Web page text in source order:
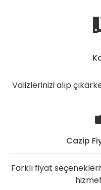
Valizlerinizi alıp
Cazip
Farklı fiyat